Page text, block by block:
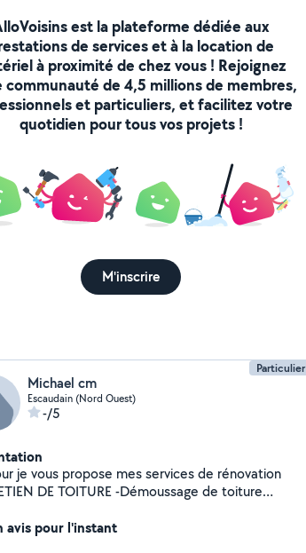
est la plateforme dédiée aux
de services et à la location de
à proximité de chez vous ! Rejoignez
communauté de 4,5 millions de membres,
et particuliers, et facilitez votre
quotidien pour tous vos projets !
M'inscrire
Particulier
Michael cm
Escaudain (Nord Ouest)
-/5
je vous propose mes services de rénovation
TOITURE -Démoussage de toiture
de peinture et vernis -Application
avis pour l'instant